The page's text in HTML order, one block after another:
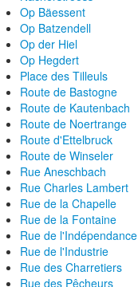
Op Bäessent
Op Batzendell
Op der Hiel
Op Hegdert
Place des Tilleuls
Route de Bastogne
Route de Kautenbach
Route de Noertrange
Route d'Ettelbruck
Route de Winseler
Rue Aneschbach
Rue Charles Lambert
Rue de la Chapelle
Rue de la Fontaine
Rue de l'Indépendance
Rue de l'Industrie
Rue des Charretiers
Rue des Pêcheurs